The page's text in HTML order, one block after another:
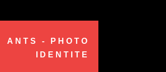
ANTS - PHOTO
IDENTITE